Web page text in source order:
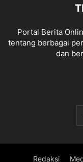
Portal Berita
tentang berbagai
dan
Redaksi